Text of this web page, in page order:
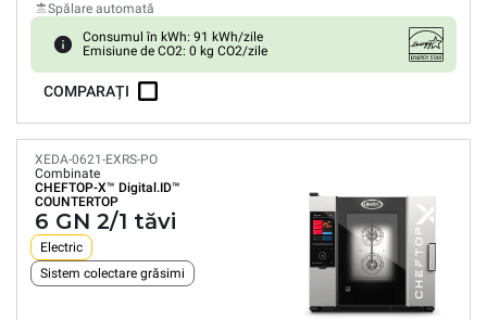
Spălare automată
Consumul în kWh: 91 kWh/zile
Emisiune de CO2: 0 kg CO2/zile
COMPARAȚI
XEDA-0621-EXRS-PO
Combinate
CHEFTOP-X™ Digital.ID™
COUNTERTOP
6 GN 2/1 tăvi
Electric
Sistem colectare grăsimi